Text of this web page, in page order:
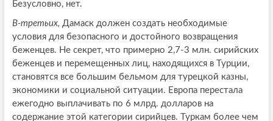
Безусловно, нет.
В-третьих, Дамаск должен создать необходимые
условия для безопасного и достойного возвращения
беженцев. Не секрет, что примерно 2,7-3 млн. сирийских
беженцев и перемещенных лиц, находящихся в Турции,
становятся все большим бельмом для турецкой казны,
экономики и социальной ситуации. Европа перестала
ежегодно выплачивать по 6 млрд. долларов на
содержание этой категории сирийцев. Туркам более чем